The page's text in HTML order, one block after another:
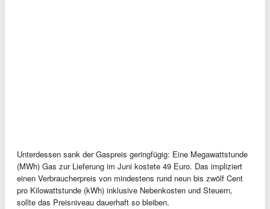
Unterdessen sank der Gaspreis geringfügig: Eine Megawattstunde
(MWh) Gas zur Lieferung im Juni kostete 49 Euro. Das impliziert
einen Verbraucherpreis von mindestens rund neun bis zwölf Cent
pro Kilowattstunde (kWh) inklusive Nebenkosten und Steuern,
sollte das Preisniveau dauerhaft so bleiben.